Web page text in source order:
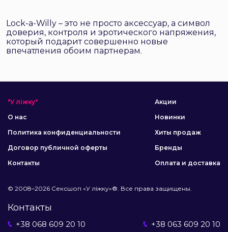
Lock-a-Willy – это не просто аксессуар, а символ
доверия, контроля и эротического напряжения,
который подарит совершенно новые
впечатления обоим партнерам.
"У ліжку"
О нас
Политика конфиденциальности
Договор публичной оферты
Контакты
Акции
Новинки
Хиты продаж
Бренды
Оплата и доставка
© 2008–2026 Сексшоп «У ліжку»®. Все права защищены.
Контакты
+38 068 609 20 10 +38 063 609 20 10